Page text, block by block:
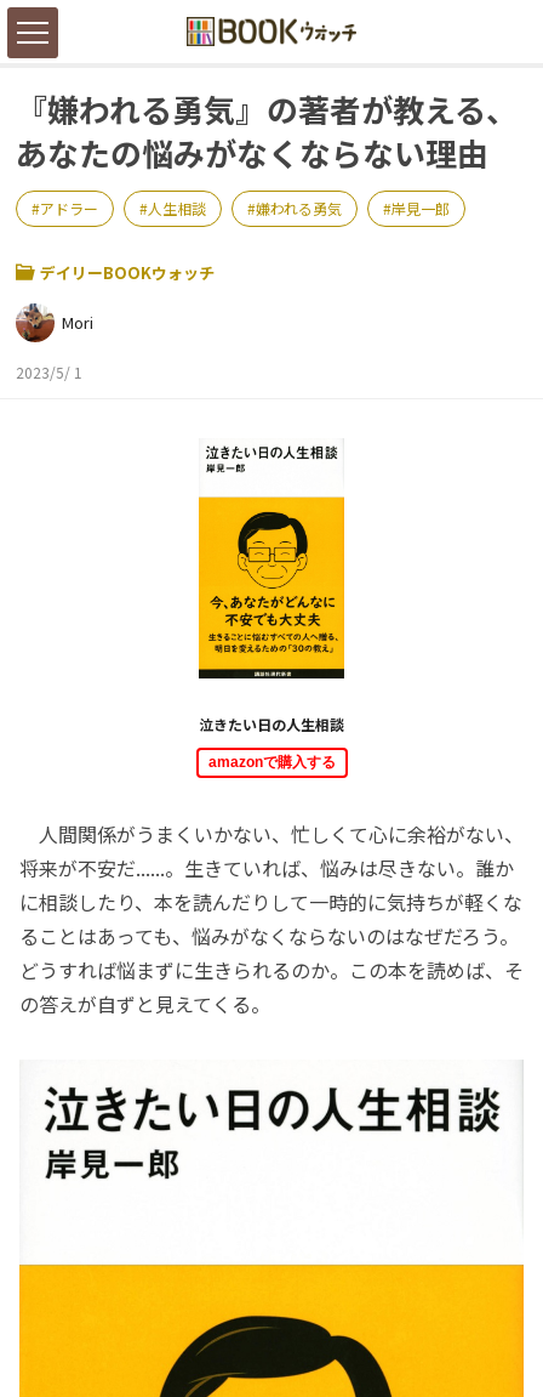
『嫌われる勇気』の著者が教える、
あなたの悩みがなくならない理由
アドラー 人生相談 嫌われる勇気 岸見一郎
デイリーBOOKウォッチ
Mori
2023/5/ 1
泣きたい日の人生相談
amazonで購入する
人間関係がうまくいかない、忙しくて心に余裕がない、
将来が不安だ......。生きていれば、悩みは尽きない。誰か
に相談したり、本を読んだりして一時的に気持ちが軽くな
ることはあっても、悩みがなくならないのはなぜだろう。
どうすれば悩まずに生きられるのか。この本を読めば、そ
の答えが自ずと見えてくる。